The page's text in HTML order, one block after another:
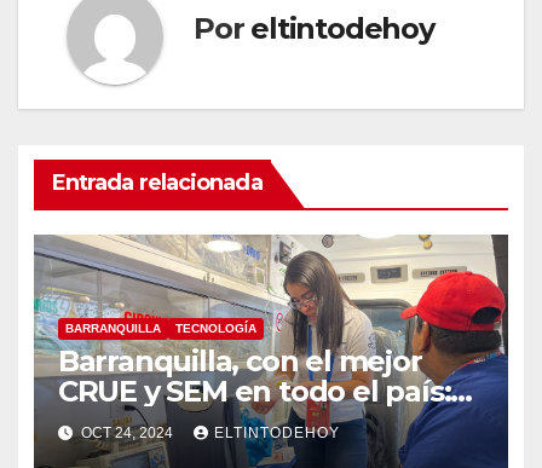
Por eltintodehoy
Entrada relacionada
BARRANQUILLA TECNOLOGÍA
Barranquilla, con el mejor
CRUE y SEM en todo el país:
MinSalud
OCT 24, 2024 ELTINTODEHOY